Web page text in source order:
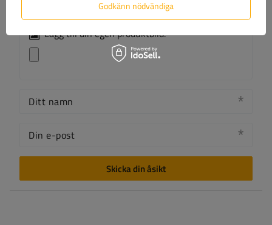
Lägg till din egen produktbild:
Ditt namn
Din e-post
Skicka din åsikt
Godkänn nödvändiga